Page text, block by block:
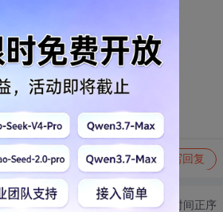
写回复
切换为时间正序